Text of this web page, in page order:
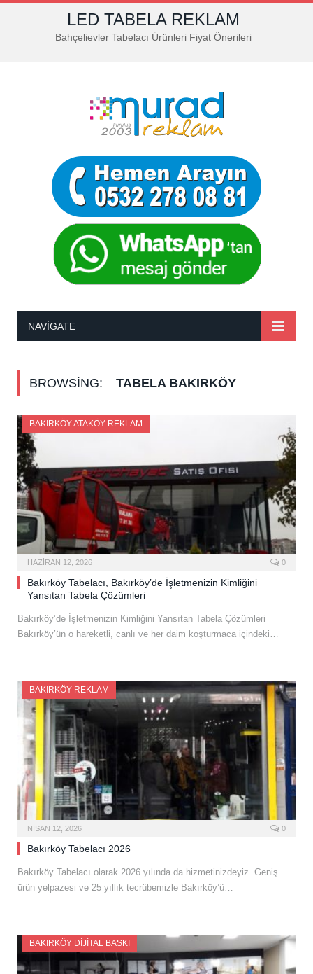
LED TABELA REKLAM
Bahçelievler Tabelacı Ürünleri Fiyat Önerileri
NAVIGATE
BROWSING: TABELA BAKIRKÖY
BAKIRKÖY ATAKÖY REKLAM
HAZIRAN 12, 2026 0
Bakırköy Tabelacı, Bakırköy’de İşletmenizin Kimliğini
Yansıtan Tabela Çözümleri
Bakırköy’de İşletmenizin Kimliğini Yansıtan Tabela Çözümleri
Bakırköy’ün o hareketli, canlı ve her daim koşturmaca içindeki…
BAKIRKÖY REKLAM
NISAN 12, 2026 0
Bakırköy Tabelacı 2026
Bakırköy Tabelacı olarak 2026 yılında da hizmetinizdeyiz. Geniş
ürün yelpazesi ve 25 yıllık tecrübemizle Bakırköy’ü…
BAKIRKÖY DIJITAL BASKI